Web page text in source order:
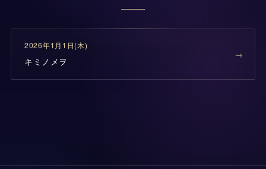
2026年1月1日(木)
キミノメヲ